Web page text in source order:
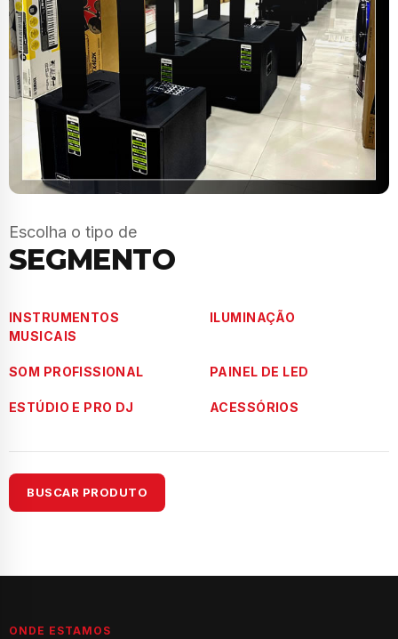
Escolha o tipo de
SEGMENTO
INSTRUMENTOS
MUSICAIS
ILUMINAÇÃO
SOM PROFISSIONAL PAINEL DE LED
ESTÚDIO E PRO DJ ACESSÓRIOS
BUSCAR PRODUTO
ONDE ESTAMOS